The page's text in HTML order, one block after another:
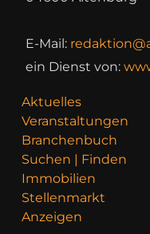
E-Mail:
ein Dienst von:
Aktuelles
Veranstaltungen
Branchenbuch
Suchen | Finden
Immobilien
Stellenmarkt
Anzeigen